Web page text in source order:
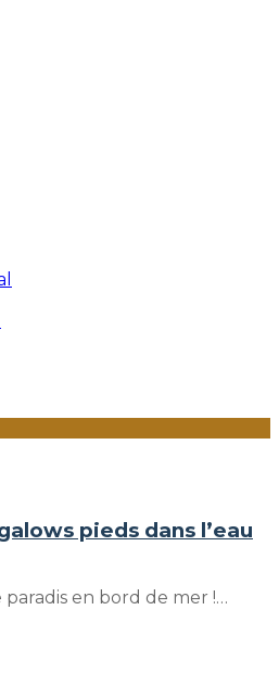
pieds dans l’eau
en bord de mer !…